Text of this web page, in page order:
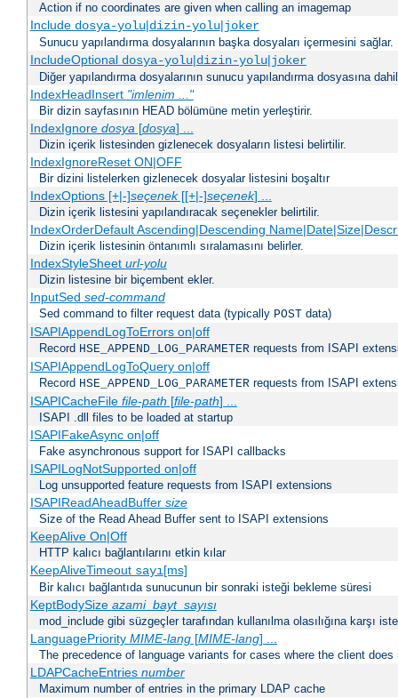
Action if no coordinates are given when calling an imagemap
Include dosya-yolu|dizin-yolu|joker
Sunucu yapılandırma dosyalarının başka dosyaları içermesini sağlar.
IncludeOptional dosya-yolu|dizin-yolu|joker
Diğer yapılandırma dosyalarının sunucu yapılandırma dosyasına
IndexHeadInsert "imlenim ..."
Bir dizin sayfasının HEAD bölümüne metin yerleştirir.
IndexIgnore dosya[dosya] ...
Dizin içerik listesinden gizlenecek dosyaların listesi belirtilir.
IndexIgnoreReset ON|OFF
Bir dizini listelerken gizlenecek dosyalar listesini boşaltır
IndexOptions [+|-]seçenek[[+|-]seçenek] ...
Dizin içerik listesini yapılandıracak seçenekler belirtilir.
IndexOrderDefault Ascending|Descending
Dizin içerik listesinin öntanımlı sıralamasını belirler.
IndexStyleSheet url-yolu
Dizin listesine bir biçembent ekler.
InputSed sed-command
Sed command to filter request data (typically POST data)
ISAPIAppendLogToErrors on|off
Record HSE_APPEND_LOG_PARAMETER requests from ISAPI
ISAPIAppendLogToQuery on|off
Record HSE_APPEND_LOG_PARAMETER requests from ISAPI
ISAPICacheFile file-path [file-path] ...
ISAPI .dll files to be loaded at startup
ISAPIFakeAsync on|off
Fake asynchronous support for ISAPI callbacks
ISAPILogNotSupported on|off
Log unsupported feature requests from ISAPI extensions
ISAPIReadAheadBuffer size
Size of the Read Ahead Buffer sent to ISAPI extensions
KeepAlive On|Off
HTTP kalıcı bağlantılarını etkin kılar
KeepAliveTimeout sayı[ms]
Bir kalıcı bağlantıda sunucunun bir sonraki isteği bekleme süresi
KeptBodySize azami_bayt_sayısı
mod_include gibi süzgeçler tarafından kullanılma olasılığına karşı
LanguagePriority MIME-lang[MIME-lang] ...
The precedence of language variants for cases where the client
LDAPCacheEntries number
Maximum number of entries in the primary LDAP cache